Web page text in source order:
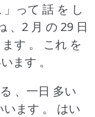
って 話 を し
、2 月 の 29 日
す 。
これ を
ます 。
、一日 多い
ます 。
はい